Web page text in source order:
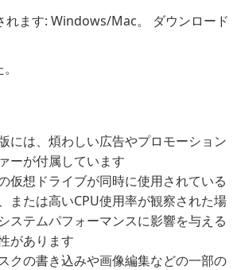
れます: Windows/Mac。 ダウンロード
には、煩わしい広告やプロモーション
ーが付属しています
仮想ドライブが同時に使用されている
または高いCPU使用率が観察された場
ステムパフォーマンスに影響を与える
があります
クの書き込みや画像編集などの一部の